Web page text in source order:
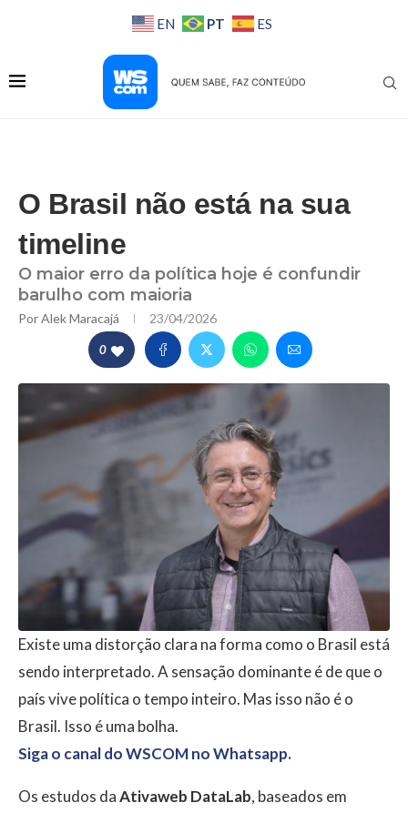
EN PT ES
O Brasil não está na sua
timeline
O maior erro da política hoje é confundir
barulho com maioria
PorAlek Maracajá 23/04/2026
0
Existe uma distorção clara na forma como o Brasil está
sendo interpretado. A sensação dominante é de que o
país vive política o tempo inteiro. Mas isso não é o
Brasil. Isso é uma bolha.
Siga o canal do WSCOM no Whatsapp.
Os estudos daAtivaweb DataLab, baseados em